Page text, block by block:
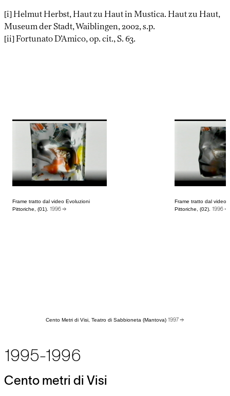
[i] Helmut Herbst, Haut zu Haut in Mustica. Haut zu Haut,
Museum der Stadt, Waiblingen, 2002, s.p.
[ii] Fortunato D’Amico, op. cit., S. 63.
Frame tratto dal video Evoluzioni
Pittoriche, (01).
1996 →
Frame tratto dal video
Pittoriche, (02). 1996 →
Cento Metri di Visi, Teatro di Sabbioneta (Mantova) 1997 →
1995-1996
Cento metri di Visi